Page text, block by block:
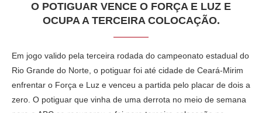
O POTIGUAR VENCE O FORÇA E LUZ E
OCUPA A TERCEIRA COLOCAÇÃO.
Em jogo valido pela terceira rodada do campeonato estadual do
Rio Grande do Norte, o potiguar foi até cidade de Ceará-Mirim
enfrentar o Força e Luz e venceu a partida pelo placar de dois a
zero. O potiguar que vinha de uma derrota no meio de semana